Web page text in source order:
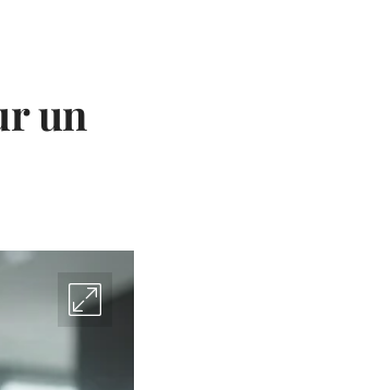
un